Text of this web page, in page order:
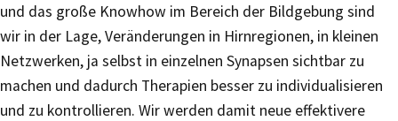
und das große Knowhow im Bereich der Bildgebung sind
wir in der Lage, Veränderungen in Hirnregionen, in kleinen
Netzwerken, ja selbst in einzelnen Synapsen sichtbar zu
machen und dadurch Therapien besser zu individualisieren
und zu kontrollieren. Wir werden damit neue effektivere